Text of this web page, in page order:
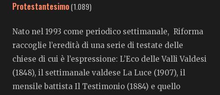
Protestantesimo(1.089)
Nato nel 1993 come periodico settimanale, Riforma
raccoglie l’eredità di una serie di testate delle
chiese di cui è l’espressione: L’Eco delle Valli Valdesi
(1848), il settimanale valdese La Luce (1907), il
mensile battista Il Testimonio (1884) e quello